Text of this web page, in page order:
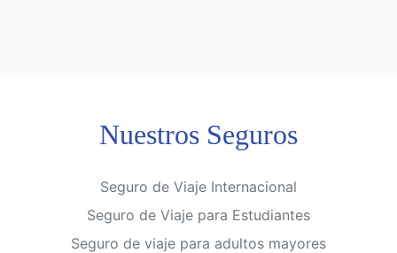
Nuestros Seguros
Seguro de Viaje Internacional
Seguro de Viaje para Estudiantes
Seguro de viaje para adultos mayores